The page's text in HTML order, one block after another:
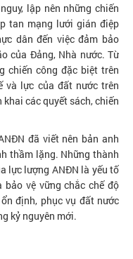
lập nên những chiến
tan mạng lưới gián điệp
dân đến việc đảm bảo
của Đảng, Nhà nước. Từ
chiến công đặc biệt trên
và lực của đất nước trên
các quyết sách, chiến
đã viết nên bản anh
thầm lặng. Những thành
lực lượng ANĐN là yếu tố
vệ vững chắc chế độ
định, phục vụ đất nước
kỷ nguyên mới.